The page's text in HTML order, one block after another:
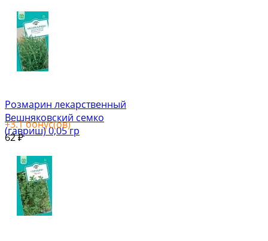
Розмарин лекарственный
Вешняковский семко
(гавриш) 0,05 гр
+3.1бонус(ов)
62₽